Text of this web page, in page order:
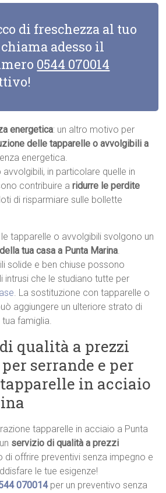
di freschezza al tuo
adesso il
0544 070014
energetica: un altro motivo per
delle tapparelle o avvolgibili a
energetica.
in particolare quelle in
contribuire aridurre le perdite
di risparmiare sulle bollette
le tapparelle o avvolgibili svolgono un
tua casa a Punta Marina.
solide e ben chiuse possono
intrusi che le studiano tutte per
. La sostituzione con tapparelle o
aggiungere un ulteriore strato di
famiglia.
qualità a prezzi
serrande e per
in acciaio
tapparelle in acciaio a Punta
servizio di qualità a prezzi
di offrire preventivi senza impegno e
le tue esigenze!
070014 per un preventivo senza